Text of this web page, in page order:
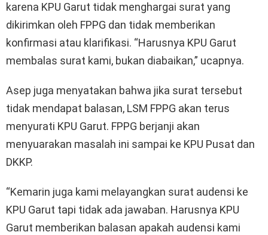
karena KPU Garut tidak menghargai surat yang
dikirimkan oleh FPPG dan tidak memberikan
konfirmasi atau klarifikasi. “Harusnya KPU Garut
membalas surat kami, bukan diabaikan,” ucapnya.
Asep juga menyatakan bahwa jika surat tersebut
tidak mendapat balasan, LSM FPPG akan terus
menyurati KPU Garut. FPPG berjanji akan
menyuarakan masalah ini sampai ke KPU Pusat dan
DKKP.
“Kemarin juga kami melayangkan surat audensi ke
KPU Garut tapi tidak ada jawaban. Harusnya KPU
Garut memberikan balasan apakah audensi kami